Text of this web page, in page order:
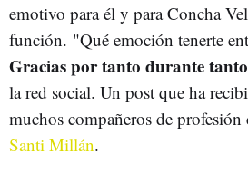
emotivo para él y para Concha
función. "Qué emoción tenerte
Gracias por tanto durante
la red social. Un post que ha
muchos compañeros de profesión
Santi Millán.